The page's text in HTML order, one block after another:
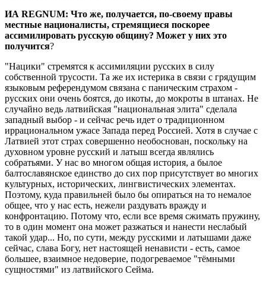
ИА REGNUM: Что же, получается, по-своему правы
местные националисты, стремящиеся поскорее
ассимилировать русскую общину? Может у них это
получится?
"Нацики" стремятся к ассимиляции русских в силу
собственной трусости. Та же их истерика в связи с грядущим
языковым референдумом связана с паническим страхом -
русских они очень боятся, до икоты, до мокроты в штанах. Не
случайно ведь латвийская "национальная элита" сделала
западный выбор - и сейчас речь идет о традиционном
иррациональном ужасе Запада перед Россией. Хотя в случае с
Латвией этот страх совершенно необоснован, поскольку на
духовном уровне русский и латыш всегда являлись
собратьями. У нас во многом общая история, а былое
балтославянское единство до сих пор присутствует во многих
культурных, исторических, лингвистических элементах.
Поэтому, куда правильней было бы опираться на то немалое
общее, что у нас есть, нежели раздувать вражду и
конфронтацию. Потому что, если все время сжимать пружину,
то в один момент она может разжаться и нанести неслабый
такой удар... Но, по сути, между русскими и латышами даже
сейчас, слава Богу, нет настоящей ненависти - есть, самое
большее, взаимное недоверие, подогреваемое "тёмными
сущностями" из латвийского Сейма.